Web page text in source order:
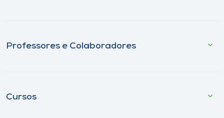
Professores e Colaboradores
Cursos